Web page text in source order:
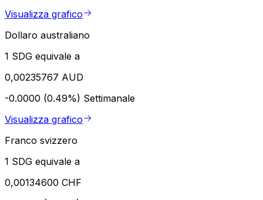
Visualizza grafico
Dollaro australiano
1 SDG equivale a
0,00235767 AUD
-0.0000 (0.49%) Settimanale
Visualizza grafico
Franco svizzero
1 SDG equivale a
0,00134600 CHF